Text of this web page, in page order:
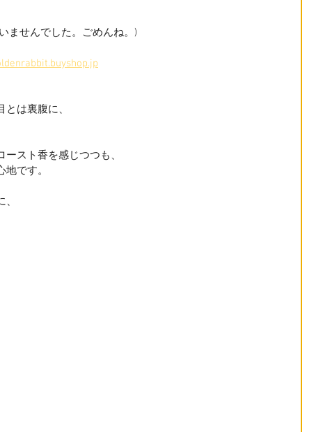
ませんでした。ごめんね。)
は裏腹に、
スト香を感じつつも、
です。